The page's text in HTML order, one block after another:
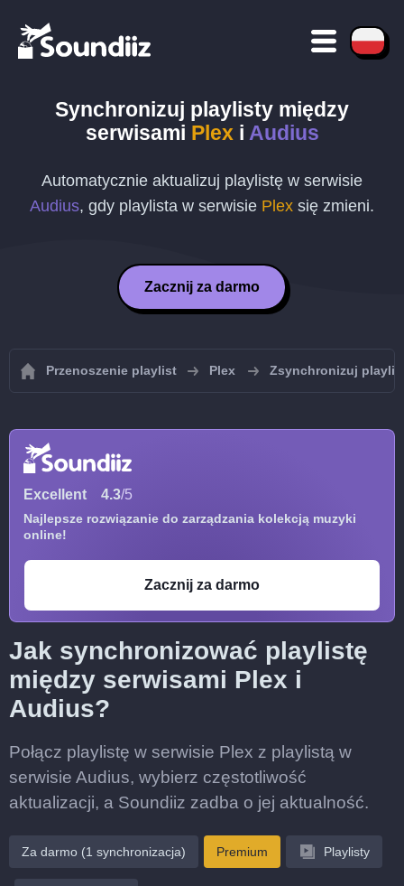
Synchronizuj playlisty między
serwisami Plex i Audius
Automatycznie aktualizuj playlistę w serwisie
Audius, gdy playlista w serwisie Plex się zmieni.
Zacznij za darmo
Przenoszenie playlist Plex Zsynchronizuj
Excellent 4.3/5
Najlepsze rozwiązanie do zarządzania kolekcją muzyki
online!
Zacznij za darmo
Jak synchronizować playlistę
między serwisami Plex i
Audius?
Połącz playlistę w serwisie Plex z playlistą w
serwisie Audius, wybierz częstotliwość
aktualizacji, a Soundiiz zadba o jej aktualność.
Za darmo (1 synchronizacja) Premium Playlisty